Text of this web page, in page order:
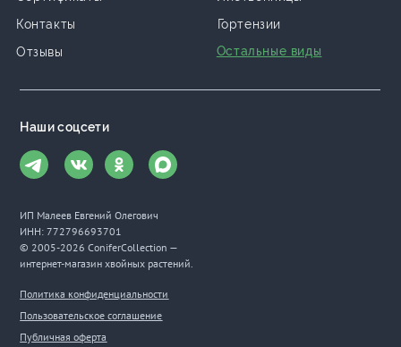
Отзывы
Контакты
Гортензии
Наши соцсети
ИП Малеев Евгений Олегович
ИНН: 772796693701
© 2005-2026 ConiferCollection —
интернет-магазин хвойных растений.
Политика конфиденциальности
Пользовательское соглашение
Остальные виды
Публичная оферта